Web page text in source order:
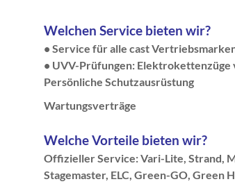
Welchen Service bieten wir?
• Service für alle cast
• UVV-Prüfungen:
Persönliche Schutzausrüstung
Wartungsverträge
Welche Vorteile bieten wir?
Offizieller Service: Vari-Lite, Strand,
Stagemaster, ELC, Green-GO, Green